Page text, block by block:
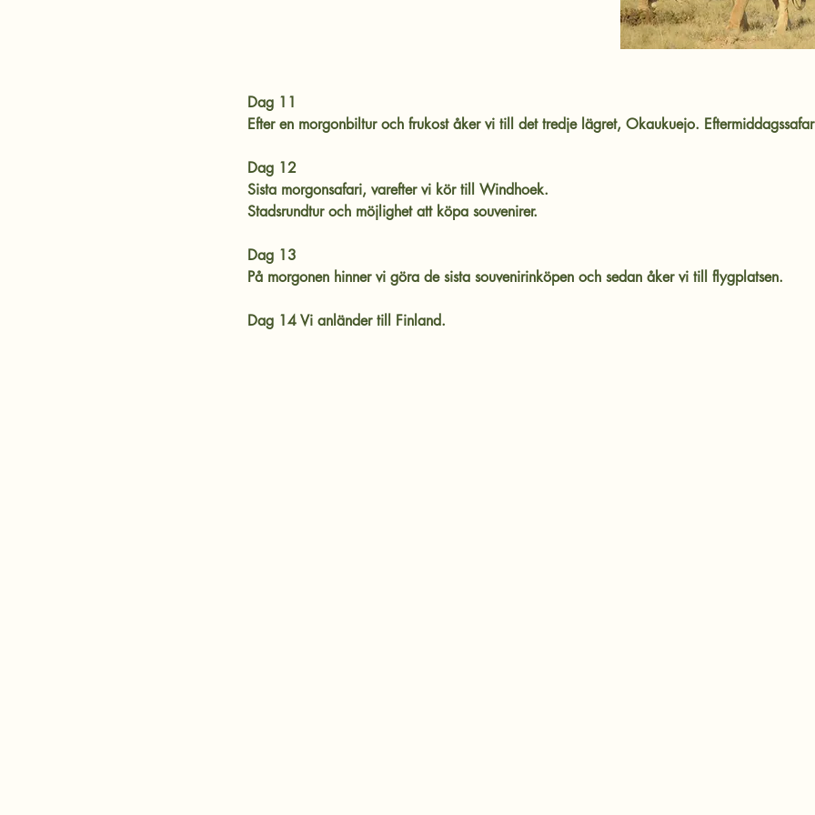
Dag 11
Efter en morgonbiltur och frukost åker vi till det tredje lägret, Okaukuejo.
Dag 12
Sista morgonsafari, varefter vi kör till Windhoek.
Stadsrundtur och möjlighet att köpa souvenirer.
Dag 13
På morgonen hinner vi göra de sista souvenirinköpen och sedan åker vi till flygplatsen.
Dag 14 Vi anländer till Finland.